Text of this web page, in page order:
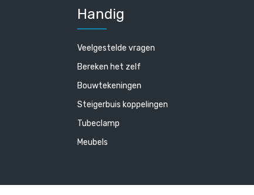
Handig
Veelgestelde vragen
Bereken het zelf
Bouwtekeningen
Steigerbuis koppelingen
Tubeclamp
Meubels